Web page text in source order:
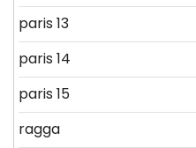
paris 13
paris 14
paris 15
ragga